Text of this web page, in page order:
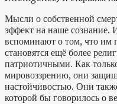
Мысли о собственной
эффект на наше сознание.
вспоминают о том, что им
становятся ещё более
патриотичными. Как
мировоззрению, они
настойчивостью. Они
которой бы говорилось о